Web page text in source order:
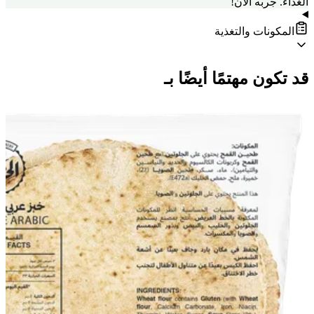
المكونات والتغذية
قد تكون مهتمًا أيضًا بـ